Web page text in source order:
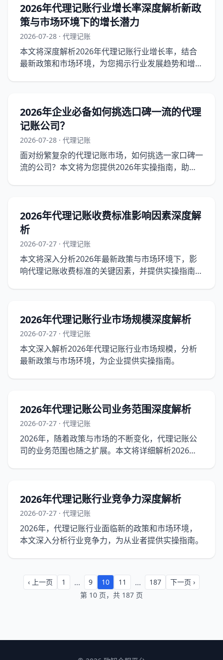
2026年代理记账行业增长率深度解析新政
策与市场环境下的增长潜力
2026-07-28 · 代理记账
本文将深度解析2026年代理记账行业增长率，结合
最新政策和市场环境，为您揭示行业发展趋势和增长
2026年企业必备如何挑选口碑一流的代理
记账公司？
2026-07-28 · 代理记账
面对纷繁复杂的代理记账市场，如何挑选一家口碑一
流的公司？本文将为您提供2026年实操指南，助您
2026年代理记账收费标准影响因素深度解
析
2026-07-27 · 代理记账
本文将深入分析2026年最新政策与市场环境下，影
响代理记账收费标准的关键因素，并提供实操指南，
2026年代理记账行业市场规模深度解析
2026-07-27 · 代理记账
本文深入解析2026年代理记账行业市场规模，分析
最新政策与市场环境，为企业提供实操指南。
2026年代理记账公司业务范围深度解析
2026-07-27 · 代理记账
2026年，随着政策与市场的不断变化，代理记账公
司的业务范围也随之扩展。本文将详细解析2026年
2026年代理记账行业竞争力深度解析
2026-07-27 · 代理记账
2026年，代理记账行业面临新的政策和市场环境，
本文深入分析行业竞争力，为从业者提供实操指南。
‹ 上一页 1 ... 9 10 11 ... 187
下一页 ›
第 10 页，共 187 页